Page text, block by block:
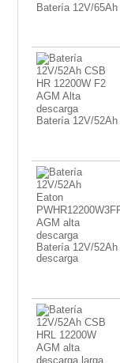
Batería 12V/
Batería 12V/
Batería 12V/
descarga